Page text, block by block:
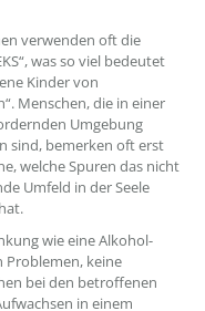
titel ???
verwenden oft die
was so viel bedeutet
Kinder von
Menschen, die in einer
Umgebung
sind, bemerken oft erst
welche Spuren das nicht
Umfeld in der Seele
wie eine Alkohol-
Problemen, keine
bei den betroffenen
in einem